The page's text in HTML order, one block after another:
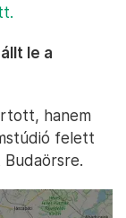
le a
hanem
felett